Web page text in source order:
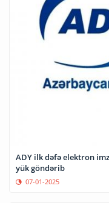
ADY ilk dəfə elektron
yük göndərib
07-01-2025